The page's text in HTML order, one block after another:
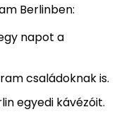
Berlinben:
napot a
családoknak is.
egyedi kávézóit.